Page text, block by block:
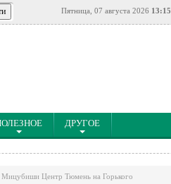
Пятница, 07 августа 2026 13:15
ДРУГОЕ
Мицубиши Центр Тюмень на Горького